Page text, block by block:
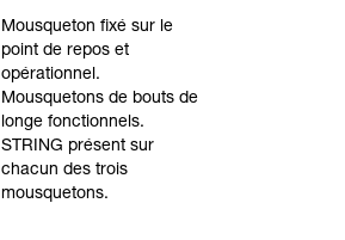
Mousqueton fixé sur le
point de repos et
opérationnel.
Mousquetons de bouts de
longe fonctionnels.
STRING présent sur
chacun des trois
mousquetons.